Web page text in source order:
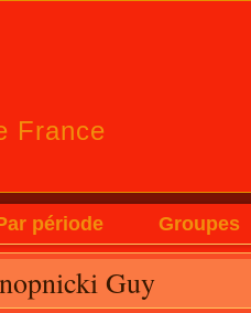
France
période Groupes
Guy